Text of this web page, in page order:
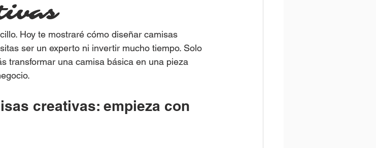
Hoy te mostraré cómo diseñar camisas
ser un experto ni invertir mucho tiempo. Solo
transformar una camisa básica en una pieza
creativas: empieza con